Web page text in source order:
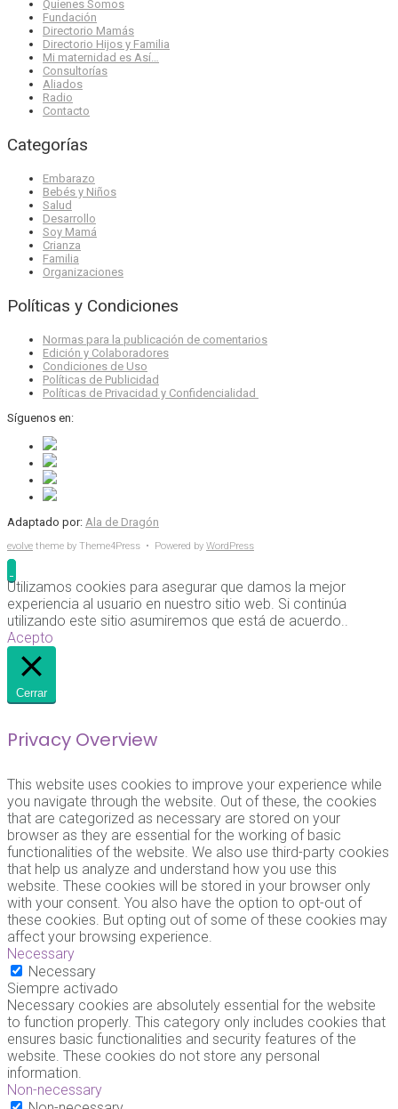
Quienes Somos
Fundación
Directorio Mamás
Directorio Hijos y Familia
Mi maternidad es Así…
Consultorías
Aliados
Radio
Contacto
Categorías
Embarazo
Bebés y Niños
Salud
Desarrollo
Soy Mamá
Crianza
Familia
Organizaciones
Políticas y Condiciones
Normas para la publicación de comentarios
Edición y Colaboradores
Condiciones de Uso
Políticas de Publicidad
Políticas de Privacidad y Confidencialidad
Síguenos en:
Adaptado por: Ala de Dragón
evolve theme by Theme4Press • Powered by WordPress
Utilizamos cookies para asegurar que damos la mejor
experiencia al usuario en nuestro sitio web. Si continúa
utilizando este sitio asumiremos que está de acuerdo..
Acepto
Cerrar
Privacy Overview
This website uses cookies to improve your experience while
you navigate through the website. Out of these, the cookies
that are categorized as necessary are stored on your
browser as they are essential for the working of basic
functionalities of the website. We also use third-party cookies
that help us analyze and understand how you use this
website. These cookies will be stored in your browser only
with your consent. You also have the option to opt-out of
these cookies. But opting out of some of these cookies may
affect your browsing experience.
Necessary
Necessary
Siempre activado
Necessary cookies are absolutely essential for the website
to function properly. This category only includes cookies that
ensures basic functionalities and security features of the
website. These cookies do not store any personal
information.
Non-necessary